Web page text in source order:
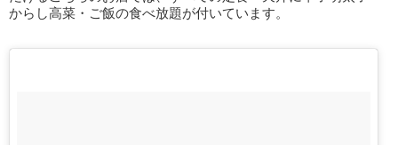
からし高菜・ご飯の食べ放題が付いています。